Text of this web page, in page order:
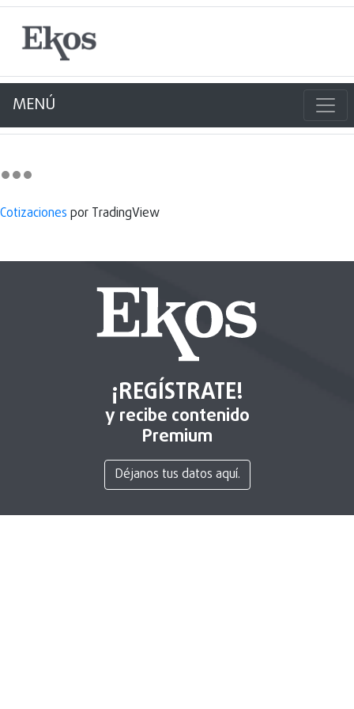
MENÚ
Cotizaciones por TradingView
¡REGÍSTRATE!
y recibe contenido
Premium
Déjanos tus datos aquí.